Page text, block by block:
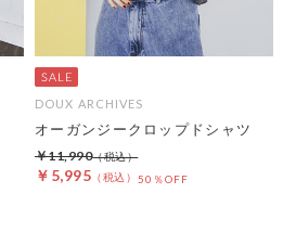
DOUX ARCHIVES
オーガンジークロップドシャツ
￥5,995 50％OFF
￥11,990